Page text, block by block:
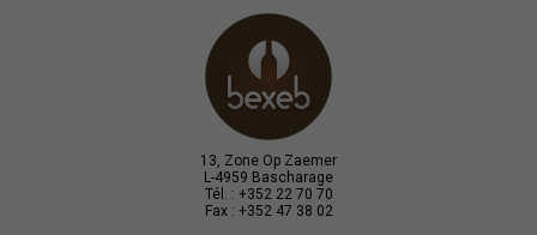
13, Zone Op Zaemer
L-4959 Bascharage
Tél. : +352 22 70 70
Fax : +352 47 38 02